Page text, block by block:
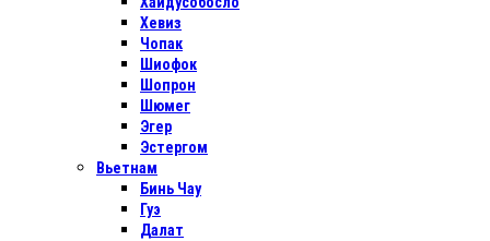
Хевиз
Чопак
Шиофок
Шопрон
Шюмег
Эгер
Эстергом
Вьетнам
Бинь Чау
Гуэ
Далат